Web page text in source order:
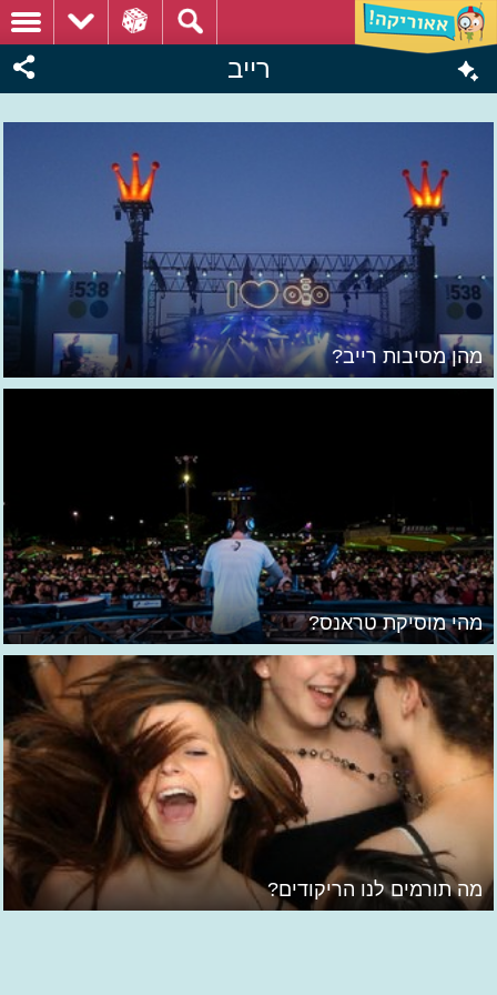
רייב
מהן מסיבות רייב?
מהי מוסיקת טראנס?
מה תורמים לנו הריקודים?